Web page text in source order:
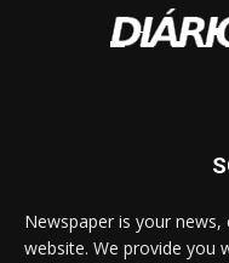
Newspaper is your
website. We provide you